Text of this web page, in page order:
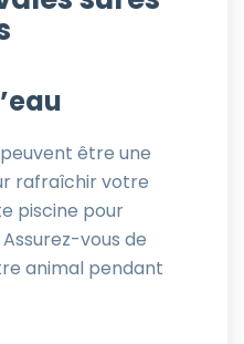
peuvent être une
rafraîchir votre
piscine pour
vous de
animal pendant